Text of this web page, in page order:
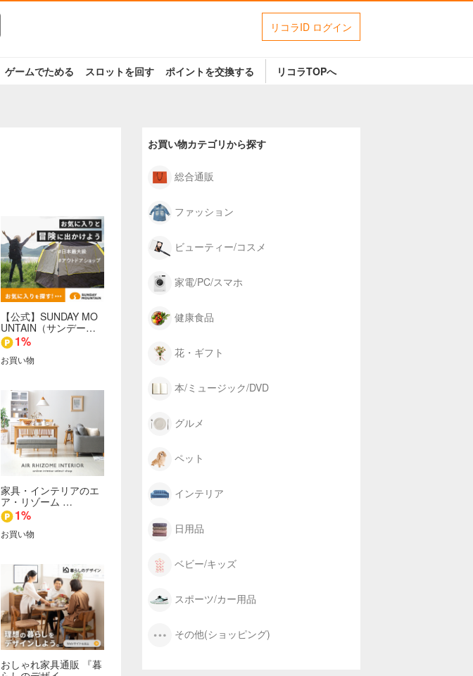
リコラID ログイン
ゲームでためる スロットを回す ポイントを交換する リコラTOPへ
【公式】SUNDAY MO
UNTAIN（サンデー…
1%
お買い物
家具・インテリアのエ
ア・リゾーム …
1%
お買い物
おしゃれ家具通販 『暮
お買い物カテゴリから探す
総合通販
ファッション
ビューティー/コスメ
家電/PC/スマホ
健康食品
花・ギフト
本/ミュージック/DVD
グルメ
ペット
インテリア
日用品
ベビー/キッズ
スポーツ/カー用品
その他(ショッピング)